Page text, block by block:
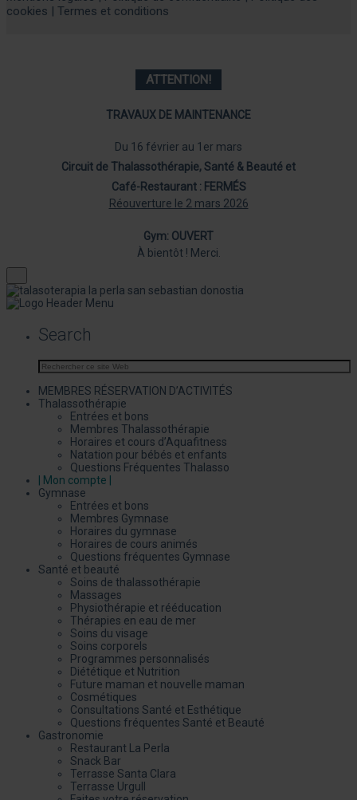
cookies | Termes et conditions
ATTENTION !
TRAVAUX DE MAINTENANCE
Du 16 février au 1er mars
Circuit de Thalassothérapie, Santé & Beauté et
Café-Restaurant : FERMÉS
Réouverture le 2 mars 2026
Gym: OUVERT
À bientôt ! Merci.
Search
MEMBRES RÉSERVATION D’ACTIVITÉS
Thalassothérapie
Entrées et bons
Membres Thalassothérapie
Horaires et cours d’Aquafitness
Natation pour bébés et enfants
Questions Fréquentes Thalasso
| Mon compte |
Gymnase
Entrées et bons
Membres Gymnase
Horaires du gymnase
Horaires de cours animés
Questions fréquentes Gymnase
Santé et beauté
Soins de thalassothérapie
Massages
Physiothérapie et rééducation
Thérapies en eau de mer
Soins du visage
Soins corporels
Programmes personnalisés
Diététique et Nutrition
Future maman et nouvelle maman
Cosmétiques
Consultations Santé et Esthétique
Questions fréquentes Santé et Beauté
Gastronomie
Restaurant La Perla
Snack Bar
Terrasse Santa Clara
Terrasse Urgull